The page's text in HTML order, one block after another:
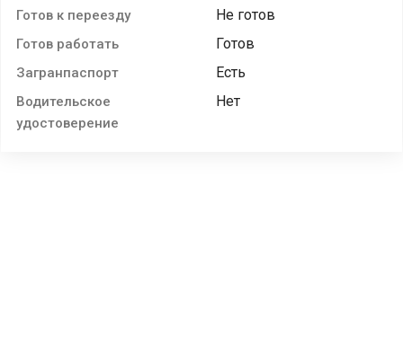
Готов к переезду Не готов
Готов работать Готов
Загранпаспорт Есть
Водительское
удостоверение
Нет